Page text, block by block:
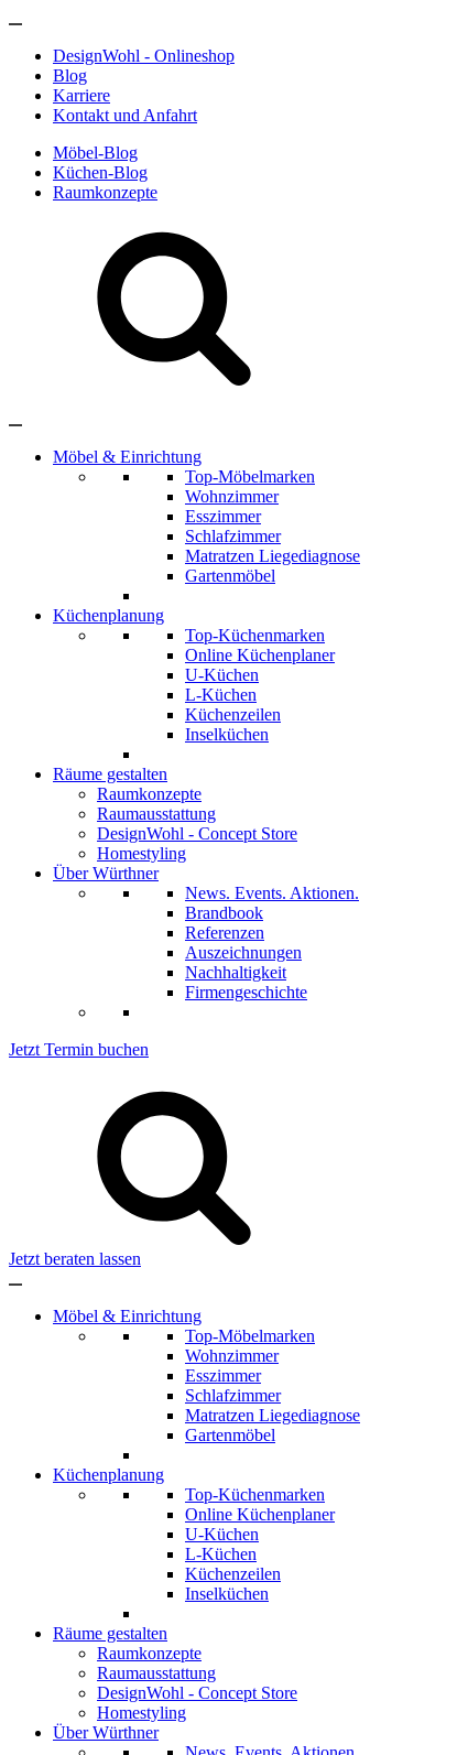
DesignWohl - Onlineshop
Blog
Karriere
Kontakt und Anfahrt
Möbel-Blog
Küchen-Blog
Raumkonzepte
Möbel & Einrichtung
Top-Möbelmarken
Wohnzimmer
Esszimmer
Schlafzimmer
Matratzen Liegediagnose
Gartenmöbel
Küchenplanung
Top-Küchenmarken
Online Küchenplaner
U-Küchen
L-Küchen
Küchenzeilen
Inselküchen
Räume gestalten
Raumkonzepte
Raumausstattung
DesignWohl - Concept Store
Homestyling
Über Würthner
News. Events. Aktionen.
Brandbook
Referenzen
Auszeichnungen
Nachhaltigkeit
Firmengeschichte
Jetzt Termin buchen
Jetzt beraten lassen
Möbel & Einrichtung
Top-Möbelmarken
Wohnzimmer
Esszimmer
Schlafzimmer
Matratzen Liegediagnose
Gartenmöbel
Küchenplanung
Top-Küchenmarken
Online Küchenplaner
U-Küchen
L-Küchen
Küchenzeilen
Inselküchen
Räume gestalten
Raumkonzepte
Raumausstattung
DesignWohl - Concept Store
Homestyling
Über Würthner